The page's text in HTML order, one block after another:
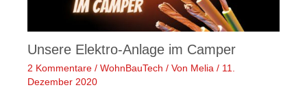
Unsere Elektro-Anlage im Camper
2 Kommentare / WohnBauTech / Von Melia / 11.
Dezember 2020